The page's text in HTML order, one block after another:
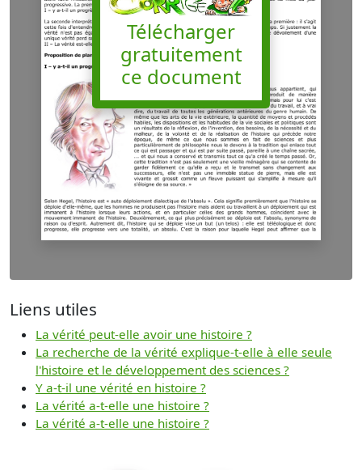
Télécharger
gratuitement
ce document
Liens utiles
La vérité peut-elle avoir une histoire ?
La recherche de la vérité explique-t-elle à elle seule
l'histoire et le développement des sciences ?
Y a-t-il une vérité en histoire ?
La vérité a-t-elle une histoire ?
La vérité a-t-elle une histoire ?